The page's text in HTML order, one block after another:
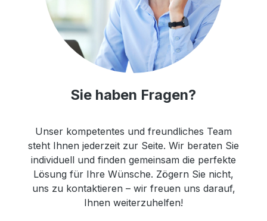
Sie haben Fragen?
Unser kompetentes und freundliches Team
steht Ihnen jederzeit zur Seite. Wir beraten Sie
individuell und finden gemeinsam die perfekte
Lösung für Ihre Wünsche. Zögern Sie nicht,
uns zu kontaktieren – wir freuen uns darauf,
Ihnen weiterzuhelfen!